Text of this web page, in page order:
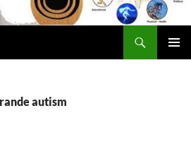
autism